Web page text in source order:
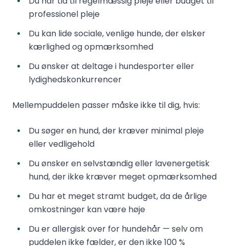
professionel pleje
Du kan lide sociale, venlige hunde, der elsker
kærlighed og opmærksomhed
Du ønsker at deltage i hundesporter eller
lydigheds­konkurrencer
Mellempuddelen passer måske ikke til dig, hvis:
Du søger en hund, der kræver minimal pleje
eller vedligehold
Du ønsker en selvstændig eller lavenergetisk
hund, der ikke kræver meget opmærksomhed
Du har et meget stramt budget, da de årlige
omkostninger kan være høje
Du er allergisk over for hundehår — selv om
puddelen ikke fælder, er den ikke 100 %